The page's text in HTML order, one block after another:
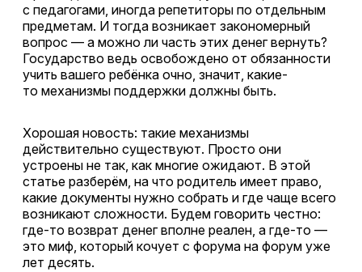
с педагогами, иногда репетиторы по отдельным
предметам. И тогда возникает закономерный
вопрос — а можно ли часть этих денег вернуть?
Государство ведь освобождено от обязанности
учить вашего ребёнка очно, значит, какие-
то механизмы поддержки должны быть.
Хорошая новость: такие механизмы
действительно существуют. Просто они
устроены не так, как многие ожидают. В этой
статье разберём, на что родитель имеет право,
какие документы нужно собрать и где чаще всего
возникают сложности. Будем говорить честно:
где-то возврат денег вполне реален, а где-то —
это миф, который кочует с форума на форум уже
лет десять.